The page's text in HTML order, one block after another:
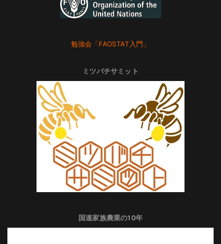
勉強会「FAOSTAT入門」
ミツバチサミット
国連家族農業の10年